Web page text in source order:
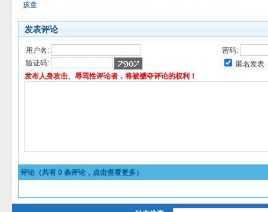
孩童
发表评论
用户名:
密码:
验证码:
匿名发表
发布人身攻击、辱骂性评论者，将被褫夺评论的权利！
评论（共有 0 条评论，点击查看更多）